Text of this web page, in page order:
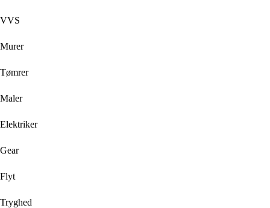
VVS
Murer
Tømrer
Maler
Elektriker
Gear
Flyt
Tryghed